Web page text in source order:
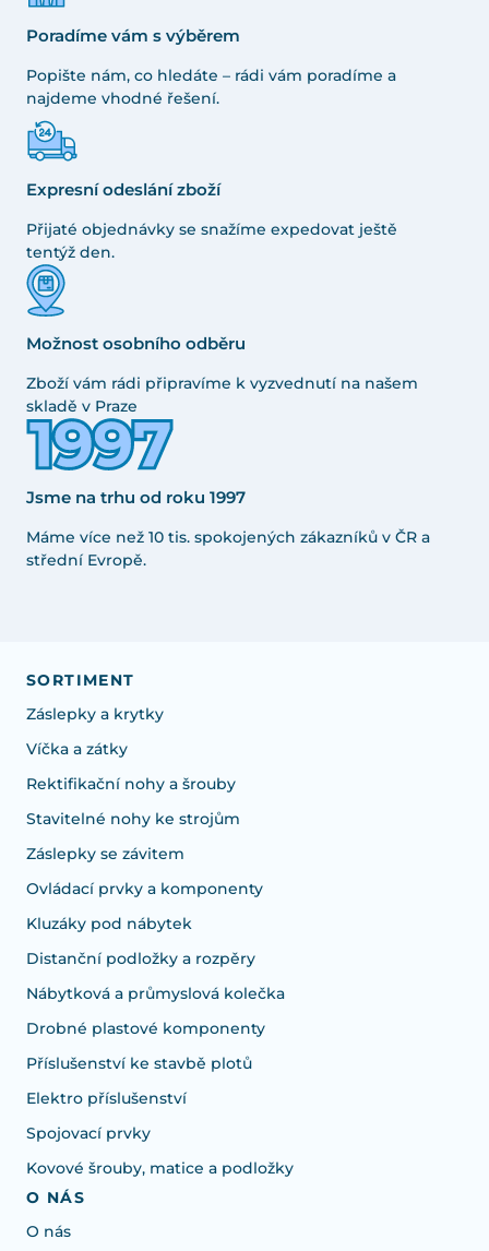
Poradíme vám s výběrem
Popište nám, co hledáte – rádi vám poradíme a
najdeme vhodné řešení.
Expresní odeslání zboží
Přijaté objednávky se snažíme expedovat ještě
tentýž den.
Možnost osobního odběru
Zboží vám rádi připravíme k vyzvednutí na našem
skladě v Praze
Jsme na trhu od roku 1997
Máme více než 10 tis. spokojených zákazníků v ČR a
střední Evropě.
SORTIMENT
Záslepky a krytky
Víčka a zátky
Rektifikační nohy a šrouby
Stavitelné nohy ke strojům
Záslepky se závitem
Ovládací prvky a komponenty
Kluzáky pod nábytek
Distanční podložky a rozpěry
Nábytková a průmyslová kolečka
Drobné plastové komponenty
Příslušenství ke stavbě plotů
Elektro příslušenství
Spojovací prvky
Kovové šrouby, matice a podložky
O NÁS
O nás